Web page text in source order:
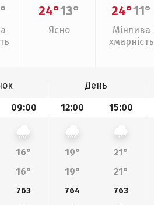
24°13°
Ясно
24°11°
Мінлива
хмарність
День
09:00 12:00 15:00
16° 19° 21°
16° 19° 21°
763 764 763